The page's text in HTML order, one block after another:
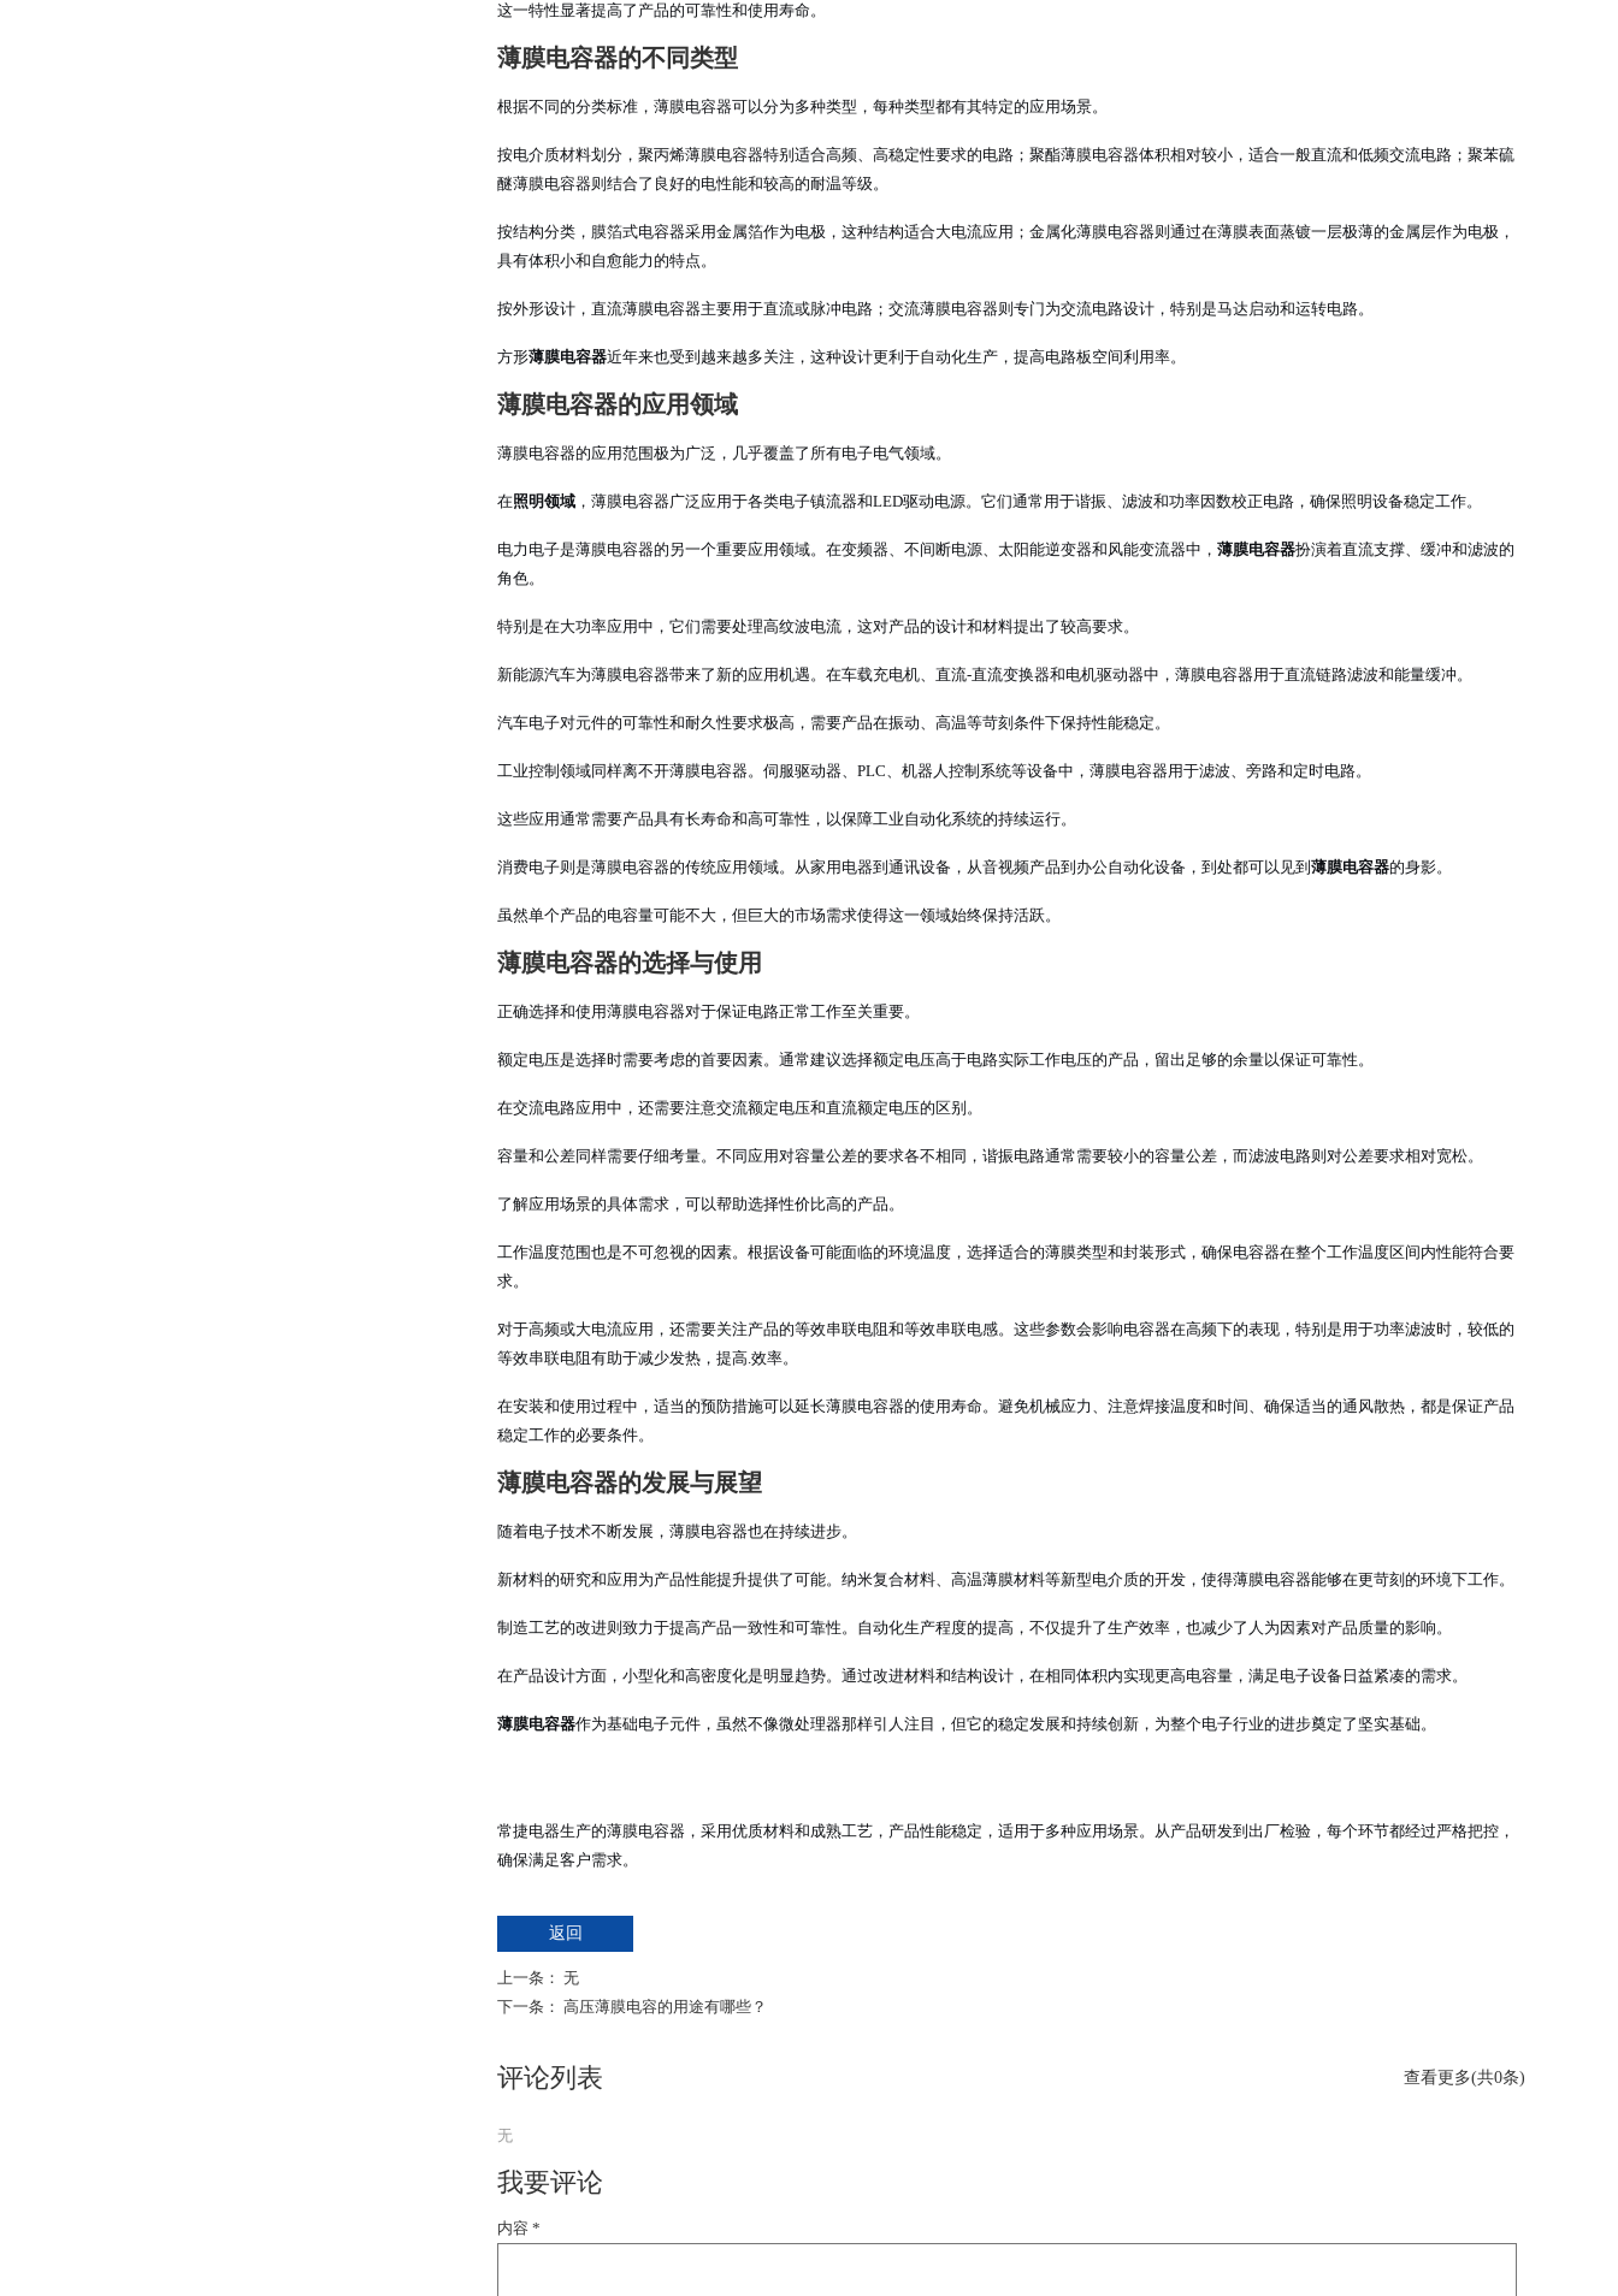
这一特性显著提高了产品的可靠性和使用寿命。
薄膜电容器的不同类型
根据不同的分类标准，薄膜电容器可以分为多种类型，每种类型都有其特定的应用场景。
按电介质材料划分，聚丙烯薄膜电容器特别适合高频、高稳定性要求的电路；聚酯薄膜电容器体积相对较小，适合一般直流和低频交流电路；聚苯硫
醚薄膜电容器则结合了良好的电性能和较高的耐温等级。
按结构分类，膜箔式电容器采用金属箔作为电极，这种结构适合大电流应用；金属化薄膜电容器则通过在薄膜表面蒸镀一层极薄的金属层作为电极，
具有体积小和自愈能力的特点。
按外形设计，直流薄膜电容器主要用于直流或脉冲电路；交流薄膜电容器则专门为交流电路设计，特别是马达启动和运转电路。
方形薄膜电容器近年来也受到越来越多关注，这种设计更利于自动化生产，提高电路板空间利用率。
薄膜电容器的应用领域
薄膜电容器的应用范围极为广泛，几乎覆盖了所有电子电气领域。
在照明领域 ，薄膜电容器广泛应用于各类电子镇流器和LED驱动电源。它们通常用于谐振、滤波和功率因数校正电路，确保照明设备稳定工作。
电力电子是薄膜电容器的另一个重要应用领域。在变频器、不间断电源、太阳能逆变器和风能变流器中， 薄膜电容器扮演着直流支撑、缓冲和滤波的
角色。
特别是在大功率应用中，它们需要处理高纹波电流，这对产品的设计和材料提出了较高要求。
新能源汽车为薄膜电容器带来了新的应用机遇。在车载充电机、直流-直流变换器和电机驱动器中，薄膜电容器用于直流链路滤波和能量缓冲。
汽车电子对元件的可靠性和耐久性要求极高，需要产品在振动、高温等苛刻条件下保持性能稳定。
工业控制领域同样离不开薄膜电容器。伺服驱动器、PLC、机器人控制系统等设备中，薄膜电容器用于滤波、旁路和定时电路。
这些应用通常需要产品具有长寿命和高可靠性，以保障工业自动化系统的持续运行。
消费电子则是薄膜电容器的传统应用领域。从家用电器到通讯设备，从音视频产品到办公自动化设备，到处都可以见到 薄膜电容器的身影。
虽然单个产品的电容量可能不大，但巨大的市场需求使得这一领域始终保持活跃。
薄膜电容器的选择与使用
正确选择和使用薄膜电容器对于保证电路正常工作至关重要。
额定电压是选择时需要考虑的首要因素。通常建议选择额定电压高于电路实际工作电压的产品，留出足够的余量以保证可靠性。
在交流电路应用中，还需要注意交流额定电压和直流额定电压的区别。
容量和公差同样需要仔细考量。不同应用对容量公差的要求各不相同，谐振电路通常需要较小的容量公差，而滤波电路则对公差要求相对宽松。
了解应用场景的具体需求，可以帮助选择性价比高的产品。
工作温度范围也是不可忽视的因素。根据设备可能面临的环境温度，选择适合的薄膜类型和封装形式，确保电容器在整个工作温度区间内性能符合要
求。
对于高频或大电流应用，还需要关注产品的等效串联电阻和等效串联电感。这些参数会影响电容器在高频下的表现，特别是用于功率滤波时，较低的
等效串联电阻有助于减少发热，提高.效率。
在安装和使用过程中，适当的预防措施可以延长薄膜电容器的使用寿命。避免机械应力、注意焊接温度和时间、确保适当的通风散热，都是保证产品
稳定工作的必要条件。
薄膜电容器的发展与展望
随着电子技术不断发展，薄膜电容器也在持续进步。
新材料的研究和应用为产品性能提升提供了可能。纳米复合材料、高温薄膜材料等新型电介质的开发，使得薄膜电容器能够在更苛刻的环境下工作。
制造工艺的改进则致力于提高产品一致性和可靠性。自动化生产程度的提高，不仅提升了生产效率，也减少了人为因素对产品质量的影响。
在产品设计方面，小型化和高密度化是明显趋势。通过改进材料和结构设计，在相同体积内实现更高电容量，满足电子设备日益紧凑的需求。
薄膜电容器作为基础电子元件，虽然不像微处理器那样引人注目，但它的稳定发展和持续创新，为整个电子行业的进步奠定了坚实基础。
常捷电器生产的薄膜电容器，采用优质材料和成熟工艺，产品性能稳定，适用于多种应用场景。从产品研发到出厂检验，每个环节都经过严格把控，
确保满足客户需求。
返回
上一条： 无
下一条： 高压薄膜电容的用途有哪些？
查看更多(共0条)
评论列表
无
我要评论
内容 *